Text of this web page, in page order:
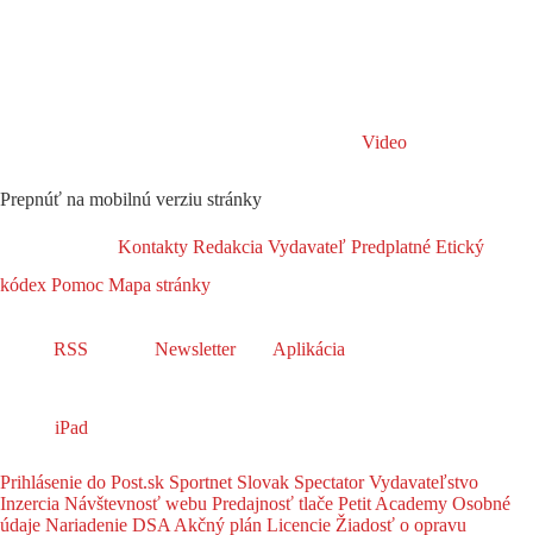
Video
Prepnúť na mobilnú verziu stránky
Kontakty Redakcia Vydavateľ Predplatné Etický
kódex Pomoc Mapa stránky
RSS Newsletter Aplikácia
iPad
Prihlásenie do Post.sk Sportnet Slovak SpectatorVydavateľstvo
Inzercia Návštevnosť webu Predajnosť tlače Petit Academy Osobné
údaje Nariadenie DSA Akčný plán Licencie Žiadosť o opravu